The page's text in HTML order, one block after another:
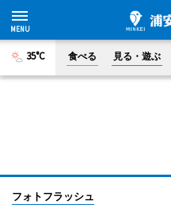
35°C 食べる 見る・遊ぶ
フォトフラッシュ